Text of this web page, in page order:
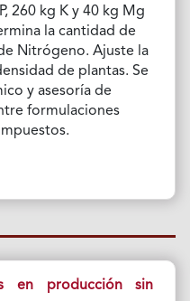
260 kg K y 40 kg Mg
la cantidad de
Nitrógeno. Ajuste la
de plantas. Se
y asesoría de
formulaciones
en producción sin